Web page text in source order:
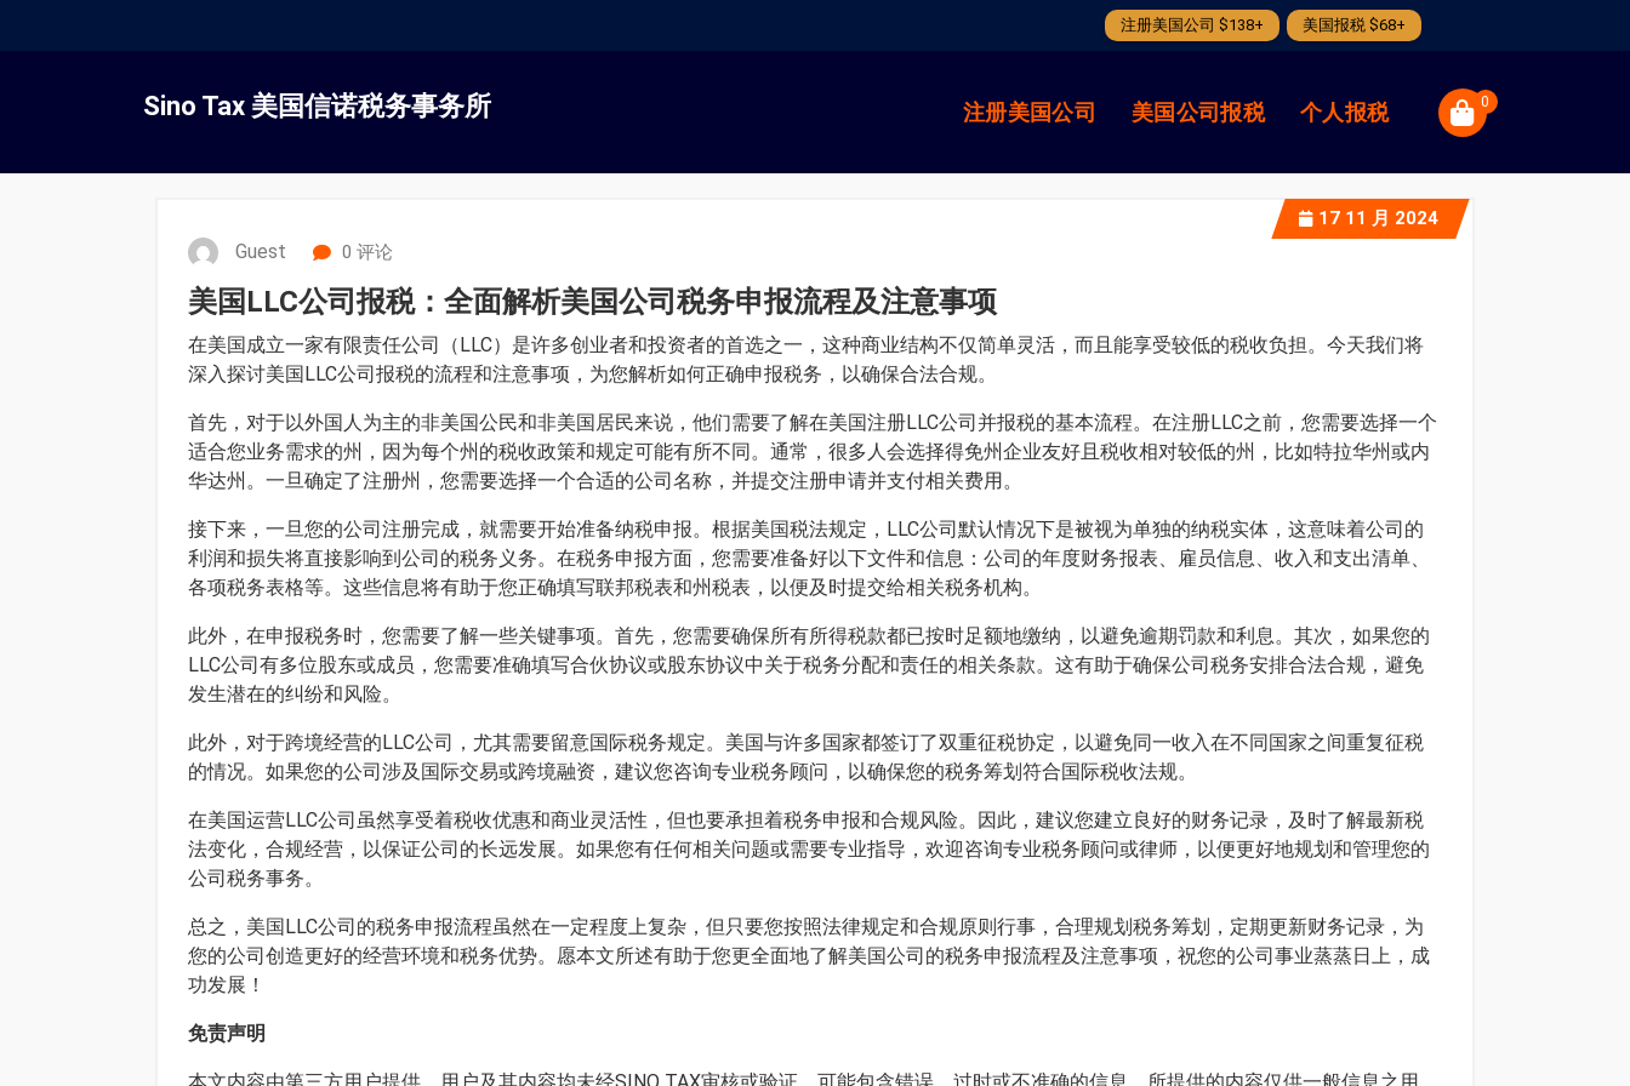
注册美国公司 $138+ 美国报税 $68+
容
Sino Tax 美国信诺税务事务所 注册美国公司 美国公司报税 个人报税 0
17 11 月 2024
Guest 0 评论
美国LLC公司报税：全面解析美国公司税务申报流程及注意事项
在美国成立一家有限责任公司（LLC）是许多创业者和投资者的首选之一，这种商业结构不仅简单灵活，而且能享受较低的税收负担。今天我们将
深入探讨美国LLC公司报税的流程和注意事项，为您解析如何正确申报税务，以确保合法合规。
首先，对于以外国人为主的非美国公民和非美国居民来说，他们需要了解在美国注册LLC公司并报税的基本流程。在注册LLC之前，您需要选择一个
适合您业务需求的州，因为每个州的税收政策和规定可能有所不同。通常，很多人会选择得免州企业友好且税收相对较低的州，比如特拉华州或内
华达州。一旦确定了注册州，您需要选择一个合适的公司名称，并提交注册申请并支付相关费用。
接下来，一旦您的公司注册完成，就需要开始准备纳税申报。根据美国税法规定，LLC公司默认情况下是被视为单独的纳税实体，这意味着公司的
利润和损失将直接影响到公司的税务义务。在税务申报方面，您需要准备好以下文件和信息：公司的年度财务报表、雇员信息、收入和支出清单、
各项税务表格等。这些信息将有助于您正确填写联邦税表和州税表，以便及时提交给相关税务机构。
此外，在申报税务时，您需要了解一些关键事项。首先，您需要确保所有所得税款都已按时足额地缴纳，以避免逾期罚款和利息。其次，如果您的
LLC公司有多位股东或成员，您需要准确填写合伙协议或股东协议中关于税务分配和责任的相关条款。这有助于确保公司税务安排合法合规，避免
发生潜在的纠纷和风险。
此外，对于跨境经营的LLC公司，尤其需要留意国际税务规定。美国与许多国家都签订了双重征税协定，以避免同一收入在不同国家之间重复征税
的情况。如果您的公司涉及国际交易或跨境融资，建议您咨询专业税务顾问，以确保您的税务筹划符合国际税收法规。
在美国运营LLC公司虽然享受着税收优惠和商业灵活性，但也要承担着税务申报和合规风险。因此，建议您建立良好的财务记录，及时了解最新税
法变化，合规经营，以保证公司的长远发展。如果您有任何相关问题或需要专业指导，欢迎咨询专业税务顾问或律师，以便更好地规划和管理您的
公司税务事务。
总之，美国LLC公司的税务申报流程虽然在一定程度上复杂，但只要您按照法律规定和合规原则行事，合理规划税务筹划，定期更新财务记录，为
您的公司创造更好的经营环境和税务优势。愿本文所述有助于您更全面地了解美国公司的税务申报流程及注意事项，祝您的公司事业蒸蒸日上，成
功发展！
免责声明